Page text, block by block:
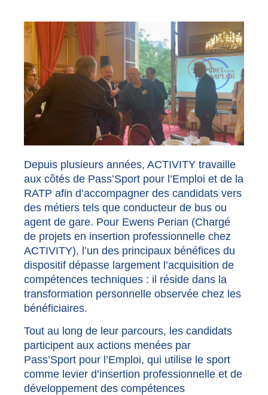
Depuis plusieurs années, ACTIVITY travaille
aux côtés de Pass’Sport pour l’Emploi et de la
RATP afin d’accompagner des candidats vers
des métiers tels que conducteur de bus ou
agent de gare. Pour Ewens Perian (Chargé
de projets en insertion professionnelle chez
ACTIVITY), l’un des principaux bénéfices du
dispositif dépasse largement l’acquisition de
compétences techniques : il réside dans la
transformation personnelle observée chez les
bénéficiaires.
Tout au long de leur parcours, les candidats
participent aux actions menées par
Pass’Sport pour l’Emploi, qui utilise le sport
comme levier d’insertion professionnelle et de
développement des compétences